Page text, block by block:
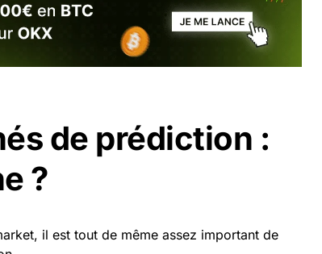
de prédiction :
?
il est tout de même assez important de